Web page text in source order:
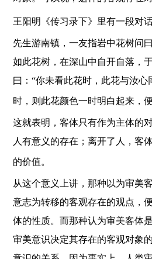
王阳明《传习录下》里有一段对
先生游南镇，一友指岩中花树问
如此花树，在深山中自开自落，
曰：“你未看此花时，此花与汝
时，则此花颜色一时明白起来，
这就表明，客体只有作为主体的
人有意义的存在；离开了人，客
的价值。
从这个意义上讲，那种以为审美
意志为转移的客观存在的观点，
体的性质。而那种认为审美客体
审美意识决定其存在的客观对象